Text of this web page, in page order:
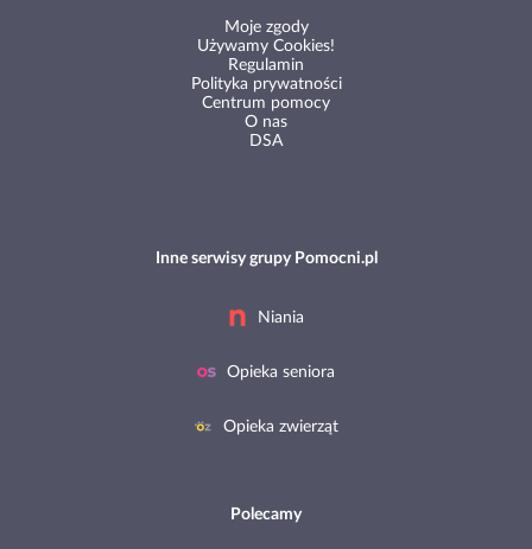
Moje zgody
Używamy Cookies!
Regulamin
Polityka prywatności
Centrum pomocy
O nas
DSA
Inne serwisy grupy Pomocni.pl
Niania
Opieka seniora
Opieka zwierząt
Polecamy